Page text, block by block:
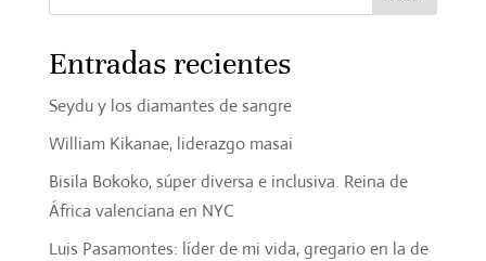
Entradas recientes
Seydu y los diamantes de sangre
William Kikanae, liderazgo masai
Bisila Bokoko, súper diversa e inclusiva. Reina de
África valenciana en NYC
Luis Pasamontes: líder de mi vida, gregario en la de